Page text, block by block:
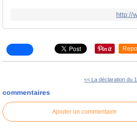
http://
<< La déclaration du
commentaires
Ajouter un commentaire